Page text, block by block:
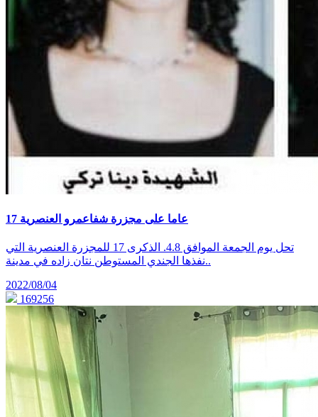
17 عاما على مجزرة شفاعمرو العنصرية
تحل يوم الجمعة الموافق 4.8. الذكرى 17 للمجزرة العنصرية التي
نفذها الجندي المستوطن نتان زاده في مدينة..
2022/08/04
169256